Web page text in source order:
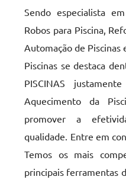
Sendo especialista
Robos para Piscina,
Automação de Piscinas
Piscinas se destaca
PISCINAS
Aquecimento da
promover a
qualidade. Entre em
Temos os mais
principais ferramentas